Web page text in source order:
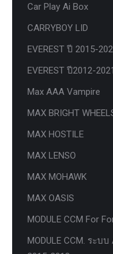
Car Play Ai Box
CARRYBOY LID
EVEREST ปี 2015-
EVEREST ปี2012-2021
Max AAA Vampire
MAX BRIGHT
MAX HOSTILE
MAX LENSO
MAX MOHAWK
MAX OASIS
MODULE CCM For
MODULE CCM. ระบ